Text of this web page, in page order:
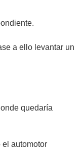
a ello levantar un
quedaría
automotor